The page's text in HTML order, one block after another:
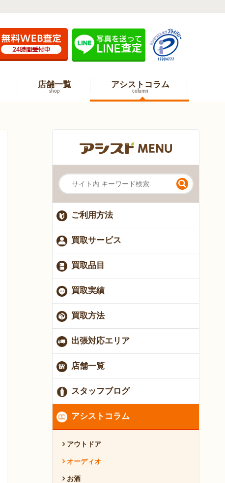
店舗一覧
shop
アシストコラム
column
ご利用方法
買取サービス
買取品目
買取実績
買取方法
出張対応エリア
店舗一覧
スタッフブログ
アシストコラム
アウトドア
オーディオ
お酒